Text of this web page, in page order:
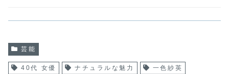
芸能
40代 女優 ナチュラルな魅力 一色紗英